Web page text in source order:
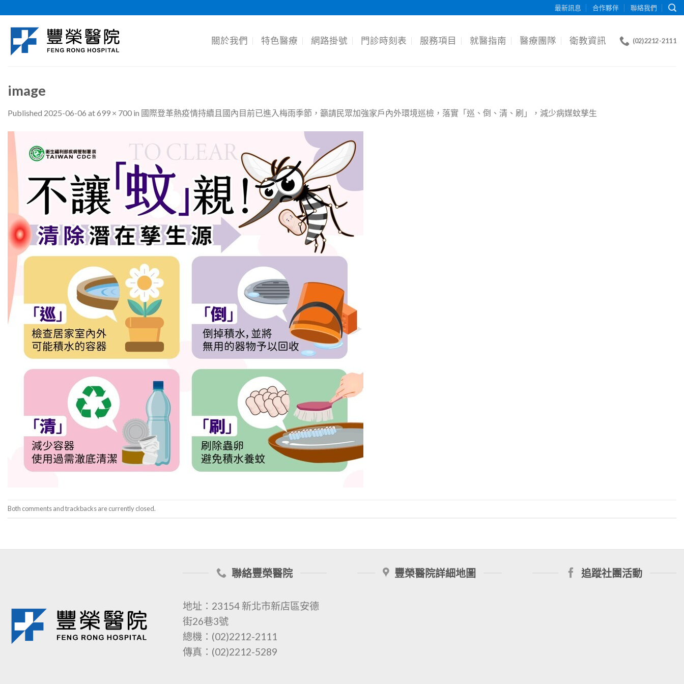
to
content
最新訊息 合作夥伴 聯絡我們
關於我們 特色醫療 網路掛號 門診時刻表 服務項目 就醫指南 醫療團隊 衛教資訊 (02)2212-2111
image
Published 2025-06-06 at699 × 700 in 國際登革熱疫情持續且國內目前已進入梅雨季節，籲請民眾加強家戶內外環境巡檢，落實「巡、倒、清、刷」，減少病媒蚊孳生
Both comments and trackbacks are currently closed.
聯絡豐榮醫院
地址：23154 新北市新店區安德
街26巷3號
總機：(02)2212-2111
傳真：(02)2212-5289
豐榮醫院詳細地圖 追蹤社團活動